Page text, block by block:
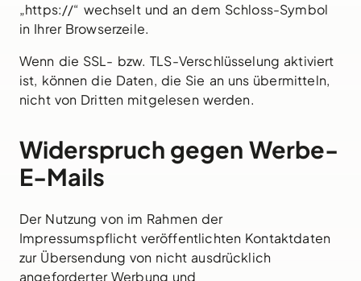
„https://“ wechselt und an dem Schloss-Symbol
in Ihrer Browserzeile.
Wenn die SSL- bzw. TLS-Verschlüsselung aktiviert
ist, können die Daten, die Sie an uns übermitteln,
nicht von Dritten mitgelesen werden.
Widerspruch gegen Werbe-
E-Mails
Der Nutzung von im Rahmen der
Impressumspflicht veröffentlichten Kontaktdaten
zur Übersendung von nicht ausdrücklich
angeforderter Werbung und